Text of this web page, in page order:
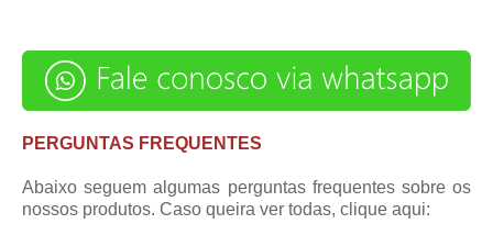
PERGUNTAS FREQUENTES
Abaixo seguem algumas perguntas frequentes sobre os
nossos produtos. Caso queira ver todas, clique aqui: